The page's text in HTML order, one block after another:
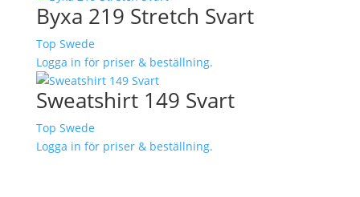
Byxa 219 Stretch Svart
Top Swede
Logga in för priser & beställning.
Sweatshirt 149 Svart
Top Swede
Logga in för priser & beställning.